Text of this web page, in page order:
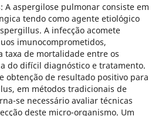
A aspergilose pulmonar consiste em
tendo como agente etiológico
A infecção acomete
imunocomprometidos,
taxa de mortalidade entre os
do difícil diagnóstico e tratamento.
obtenção de resultado positivo para
em métodos tradicionais de
se necessário avaliar técnicas
deste micro-organismo. Um